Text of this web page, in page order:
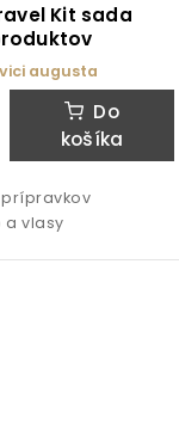
Kit sada
augusta
Do
košíka
prípravkov
a vlasy